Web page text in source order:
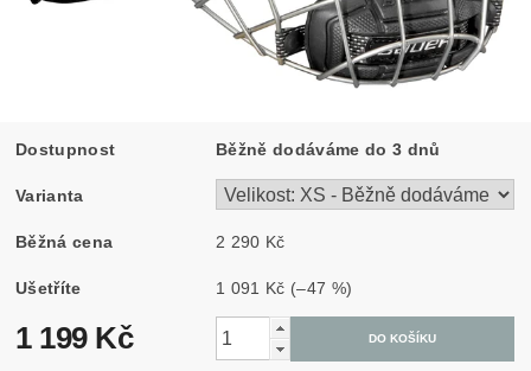
Dostupnost Běžně dodáváme do 3 dnů
Varianta
Běžná cena 2 290 Kč
Ušetříte 1 091 Kč (–47 %)
1 199 Kč